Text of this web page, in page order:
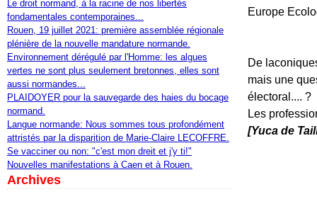
Le droit normand, à la racine de nos libertés
fondamentales contemporaines...
Rouen, 19 juillet 2021: première assemblée régionale
plénière de la nouvelle mandature normande.
Environnement dérégulé par l'Homme: les algues
vertes ne sont plus seulement bretonnes, elles sont
aussi normandes...
PLAIDOYER pour la sauvegarde des haies du bocage
normand.
Langue normande: Nous sommes tous profondément
attristés par la disparition de Marie-Claire LECOFFRE.
Se vacciner ou non: "c'est mon dreit et j'y ti!"
Nouvelles manifestations à Caen et à Rouen.
Archives
Europe
De
mais une
électoral.... ?
Les
[Yuca de